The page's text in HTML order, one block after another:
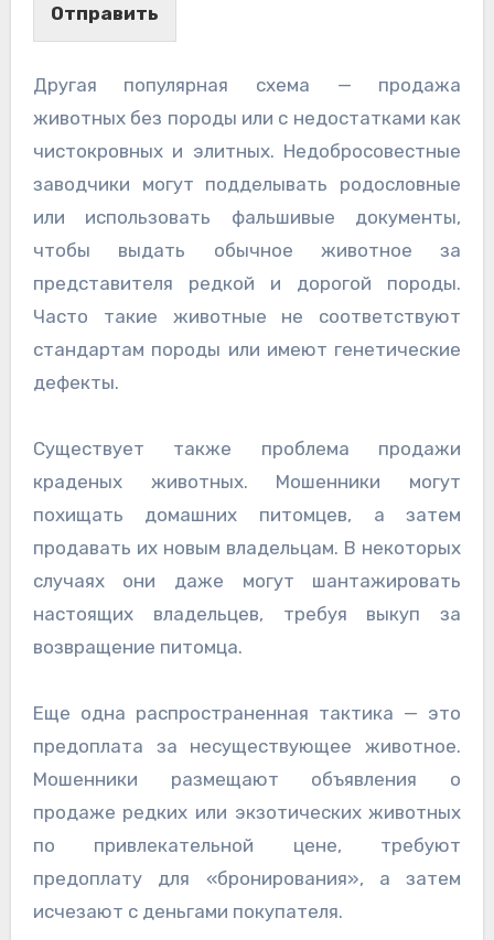
Отправить
Другая популярная схема — продажа
животных без породы или с недостатками как
чистокровных и элитных. Недобросовестные
заводчики могут подделывать родословные
или использовать фальшивые документы,
чтобы выдать обычное животное за
представителя редкой и дорогой породы.
Часто такие животные не соответствуют
стандартам породы или имеют генетические
дефекты.
Существует также проблема продажи
краденых животных. Мошенники могут
похищать домашних питомцев, а затем
продавать их новым владельцам. В некоторых
случаях они даже могут шантажировать
настоящих владельцев, требуя выкуп за
возвращение питомца.
Еще одна распространенная тактика — это
предоплата за несуществующее животное.
Мошенники размещают объявления о
продаже редких или экзотических животных
по привлекательной цене, требуют
предоплату для «бронирования», а затем
исчезают с деньгами покупателя.